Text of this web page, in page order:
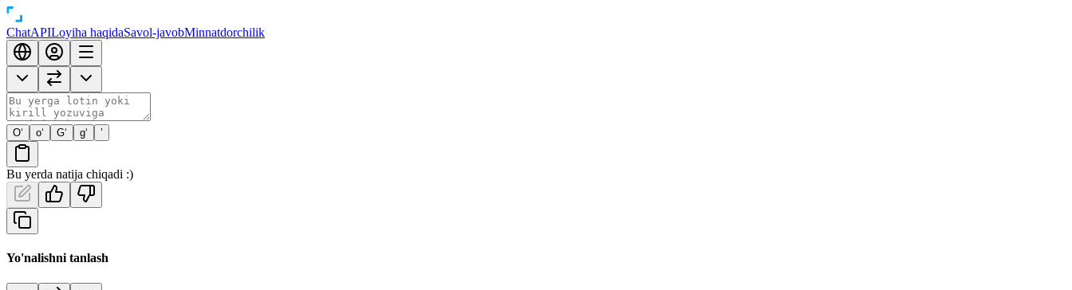
ChatAPILoyiha haqidaSavol-javobMinnatdorchilik
O‘ o‘ G‘ g‘ ’
Bu yerda natija chiqadi :)
Yo'nalishni tanlash